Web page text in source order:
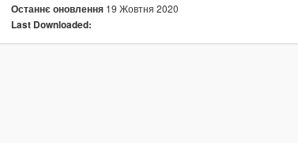
Останнє оновлення19 Жовтня 2020
Last Downloaded: